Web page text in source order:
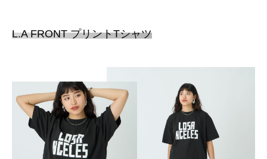
L.A FRONT プリントTシャツ